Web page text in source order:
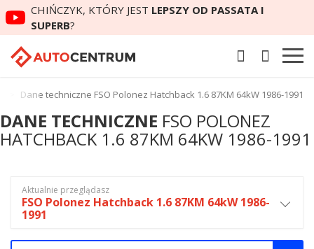
CHIŃCZYK, KTÓRY JEST LEPSZY OD PASSATA I
SUPERB?
Dane techniczne FSO Polonez Hatchback 1.6 87KM 64kW 1986-1991
DANE TECHNICZNE FSO POLONEZ
HATCHBACK 1.6 87KM 64KW 1986-1991
Aktualnie przeglądasz
FSO Polonez Hatchback 1.6 87KM 64kW 1986-
1991